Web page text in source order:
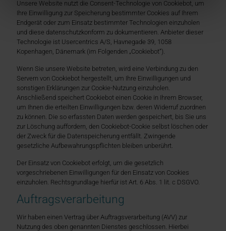
Unsere Website nutzt die Consent-Technologie von Cookiebot, um
Ihre Einwilligung zur Speicherung bestimmter Cookies auf Ihrem
Endgerät oder zum Einsatz bestimmter Technologien einzuholen
und diese datenschutzkonform zu dokumentieren. Anbieter dieser
Technologie ist Usercentrics A/S, Havnegade 39, 1058
Kopenhagen, Dänemark (im Folgenden „Cookiebot“).
Wenn Sie unsere Website betreten, wird eine Verbindung zu den
Servern von Cookiebot hergestellt, um Ihre Einwilligungen und
sonstigen Erklärungen zur Cookie-Nutzung einzuholen.
Anschließend speichert Cookiebot einen Cookie in Ihrem Browser,
um Ihnen die erteilten Einwilligungen bzw. deren Widerruf zuordnen
zu können. Die so erfassten Daten werden gespeichert, bis Sie uns
zur Löschung auffordern, den Cookiebot-Cookie selbst löschen oder
der Zweck für die Datenspeicherung entfällt. Zwingende
gesetzliche Aufbewahrungspflichten bleiben unberührt.
Der Einsatz von Cookiebot erfolgt, um die gesetzlich
vorgeschriebenen Einwilligungen für den Einsatz von Cookies
einzuholen. Rechtsgrundlage hierfür ist Art. 6 Abs. 1 lit. c DSGVO.
Auftragsverarbeitung
Wir haben einen Vertrag über Auftragsverarbeitung (AVV) zur
Nutzung des oben genannten Dienstes geschlossen. Hierbei